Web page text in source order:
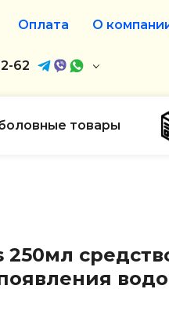
Оплата О
О нас
Дисконтная
62
звонок
товары